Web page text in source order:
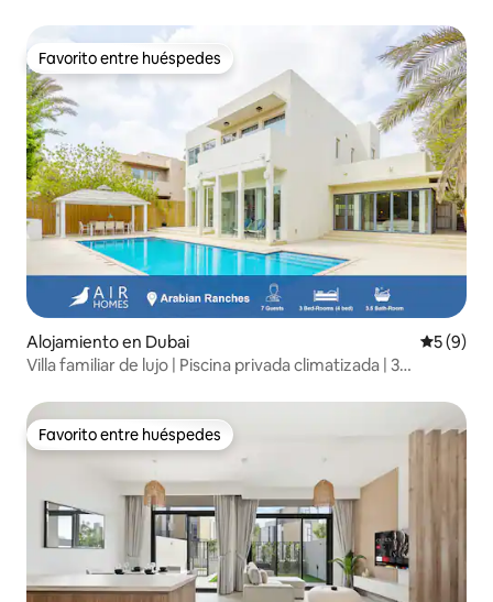
Favorito entre huéspedes
Favorito entre huéspedes
Alojamiento en Dubai
5 (9)
Villa familiar de lujo | Piscina privada climatizada | 3
Favorito entre huéspedes
Favorito entre huéspedes